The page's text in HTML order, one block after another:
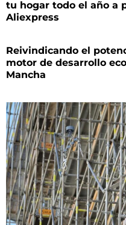
tu hogar todo el año a
Aliexpress
Reivindicando el
motor de desarrollo
Mancha